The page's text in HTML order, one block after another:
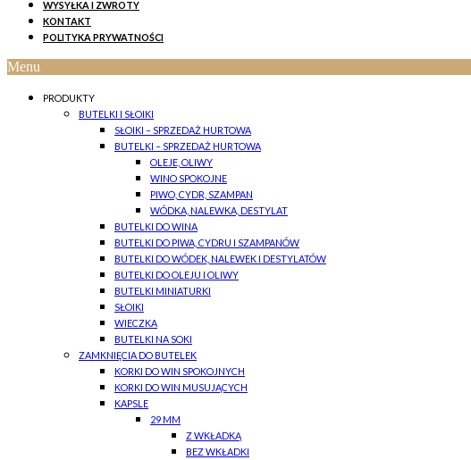
WYSYŁKA I ZWROTY
KONTAKT
POLITYKA PRYWATNOŚCI
Menu
PRODUKTY
BUTELKI I SŁOIKI
SŁOIKI – SPRZEDAŻ HURTOWA
BUTELKI – SPRZEDAŻ HURTOWA
OLEJE, OLIWY
WINO SPOKOJNE
PIWO, CYDR, SZAMPAN
WÓDKA, NALEWKA, DESTYLAT
BUTELKI DO WINA
BUTELKI DO PIWA, CYDRU I SZAMPANÓW
BUTELKI DO WÓDEK, NALEWEK I DESTYLATÓW
BUTELKI DO OLEJU I OLIWY
BUTELKI MINIATURKI
SŁOIKI
WIECZKA
BUTELKI NA SOKI
ZAMKNIĘCIA DO BUTELEK
KORKI DO WIN SPOKOJNYCH
KORKI DO WIN MUSUJĄCYCH
KAPSLE
29 MM
Z WKŁADKĄ
BEZ WKŁADKI